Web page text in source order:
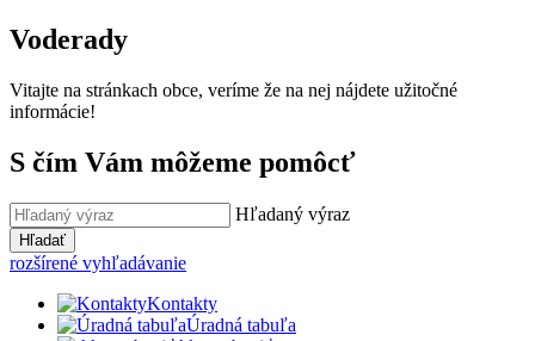
Voderady
Vitajte na stránkach obce, veríme že na nej nájdete užitočné
informácie!
S čím Vám môžeme pomôcť
Hľadaný výraz
Hľadať
rozšírené vyhľadávanie
Kontakty
Úradná tabuľa